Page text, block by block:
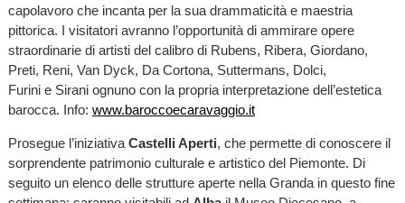
capolavoro che incanta per la sua drammaticità e maestria
pittorica. I visitatori avranno l’opportunità di ammirare opere
straordinarie di artisti del calibro di Rubens, Ribera, Giordano,
Preti, Reni, Van Dyck, Da Cortona, Suttermans, Dolci,
Furini e Sirani ognuno con la propria interpretazione dell’estetica
barocca. Info: www.baroccoecaravaggio.it
Prosegue l’iniziativa Castelli Aperti, che permette di conoscere il
sorprendente patrimonio culturale e artistico del Piemonte. Di
seguito un elenco delle strutture aperte nella Granda in questo fine